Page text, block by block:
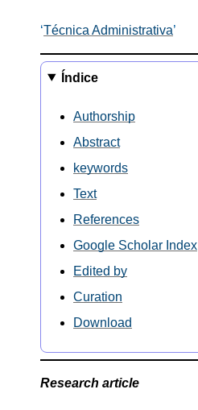
Técnica Administrativa
Índice
Authorship
Abstract
keywords
Text
References
Google Scholar Index
Edited by
Curation
Download
Research article